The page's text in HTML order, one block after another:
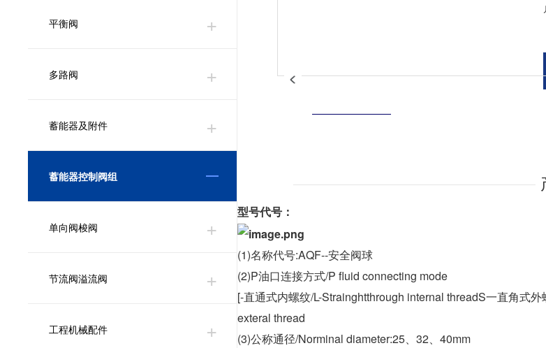
平衡阀
多路阀
蓄能器及附件
蓄能器控制阀组
单向阀梭阀
节流阀溢流阀
工程机械配件
型号代号：
(1)名称代号:AQF--安全阀球
(2)P油口连接方式/P fluid connecting mode
[-直通式内螺纹/L-Strainghtthrough internal threadS一直角式
exteral thread
(3)公称通径/Norminal diameter:25、32、40mm